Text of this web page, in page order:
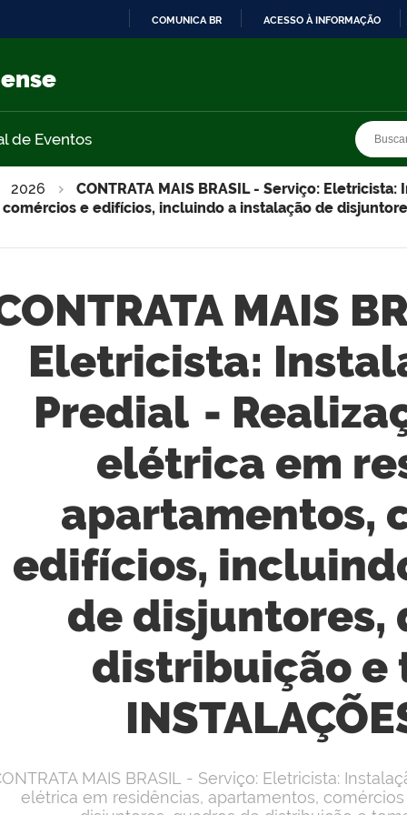
COMUNICA BR ACESSO À INFORMAÇÃO
de Eventos
2026
CONTRATA MAIS BRASIL - Serviço:
e edifícios, incluindo a instalação de
MAIS
Eletricista:
Predial -
elétrica em
apartamentos,
edifícios,
de disjuntores,
distribuição e
MAIS BRASIL - Serviço: Eletricista:
elétrica em residências, apartamentos,